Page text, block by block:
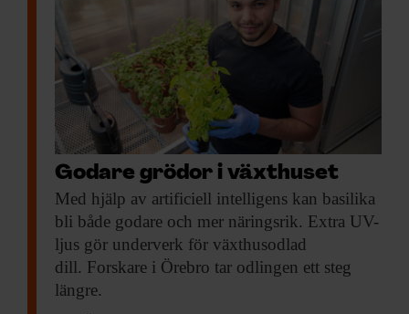
Godare grödor i växthuset
Med hjälp av artificiell intelligens kan basilika
bli både godare och mer näringsrik. Extra UV-
ljus gör underverk för växthusodlad
dill. Forskare i Örebro tar odlingen ett steg
längre.